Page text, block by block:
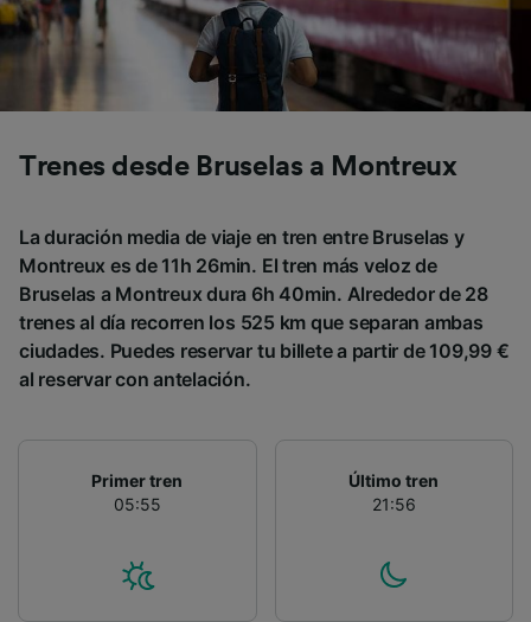
Trenes desde Bruselas a Montreux
La duración media de viaje en tren entre Bruselas y
Montreux es de 11h 26min. El tren más veloz de
Bruselas a Montreux dura 6h 40min. Alrededor de 28
trenes al día recorren los 525 km que separan ambas
ciudades. Puedes reservar tu billete a partir de 109,99 €
al reservar con antelación.
Primer tren
05:55
Último tren
21:56